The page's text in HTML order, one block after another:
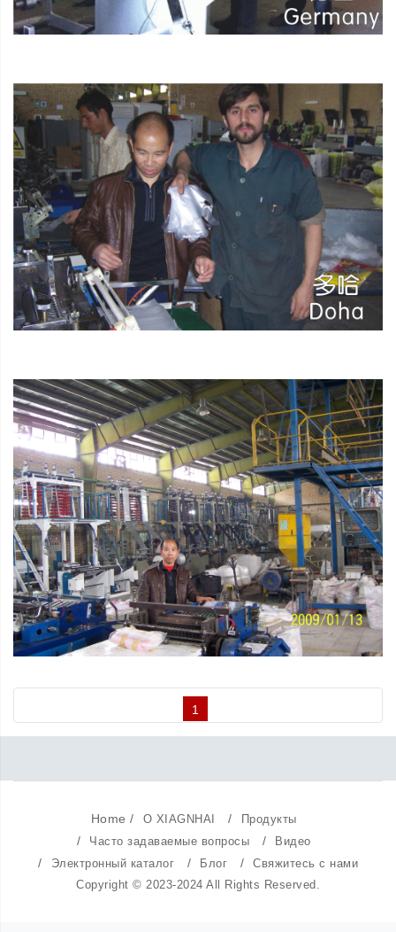
1
Home / О XIAGNHAI / Продукты
/ Часто задаваемые вопросы / Видео
/ Электронный каталог / Блог /
Свяжитесь с нами
Copyright © 2023-2024 All Rights Reserved.